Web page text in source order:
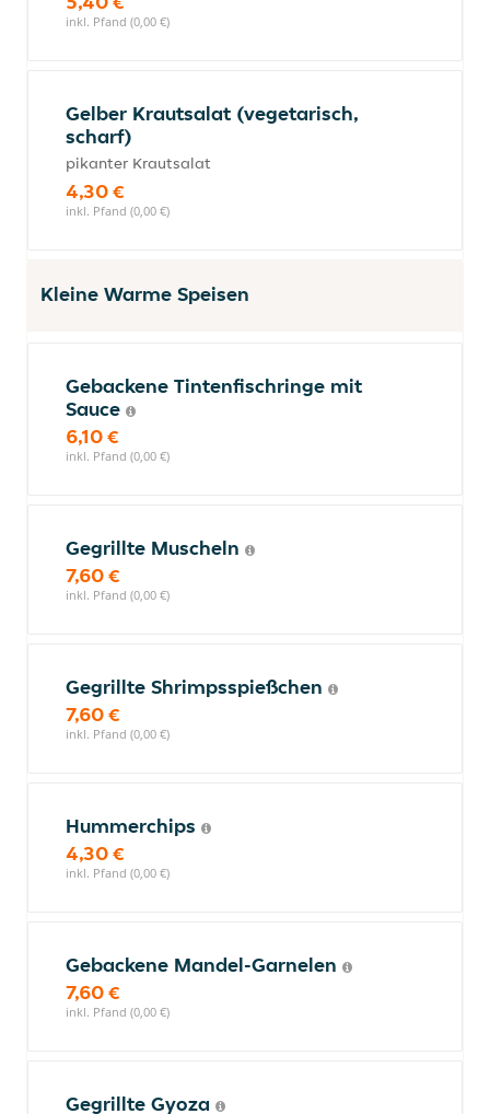
inkl. Pfand (0,00 €)
Gelber Krautsalat (vegetarisch,
scharf)
pikanter Krautsalat
4,30 €
inkl. Pfand (0,00 €)
Kleine Warme Speisen
Gebackene Tintenfischringe mit
Sauce
6,10 €
inkl. Pfand (0,00 €)
Gegrillte Muscheln
7,60 €
inkl. Pfand (0,00 €)
Gegrillte Shrimpsspießchen
7,60 €
inkl. Pfand (0,00 €)
Hummerchips
4,30 €
inkl. Pfand (0,00 €)
Gebackene Mandel-Garnelen
7,60 €
inkl. Pfand (0,00 €)
Gegrillte Gyoza